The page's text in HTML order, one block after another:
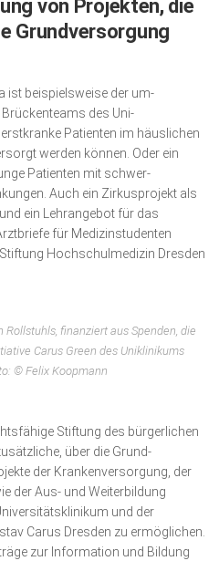
von Projekten, die
Grundversorgung
ist beispielsweise der um­
Brückenteams des Uni­
Patienten im häuslichen
werden können. Oder ein
Patienten mit schwer­
Auch ein Zir­kus­projekt als
ein Lehr­an­gebot für das
für Medizinstudenten
Hoch­schulmedizin Dresden
finanziert aus Spenden, die
Carus Green des Uniklinikums
© Felix Koopmann
Stiftung des bürgerlichen
über die Grund­
der Kran­ken­versorgung, der
der Aus- und Weiterbildung
und der
Carus Dresden zu ermöglichen.
zur Information und Bildung